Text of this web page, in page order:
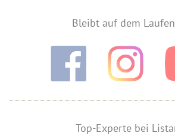
Bleibt auf dem
Top-Experte bei